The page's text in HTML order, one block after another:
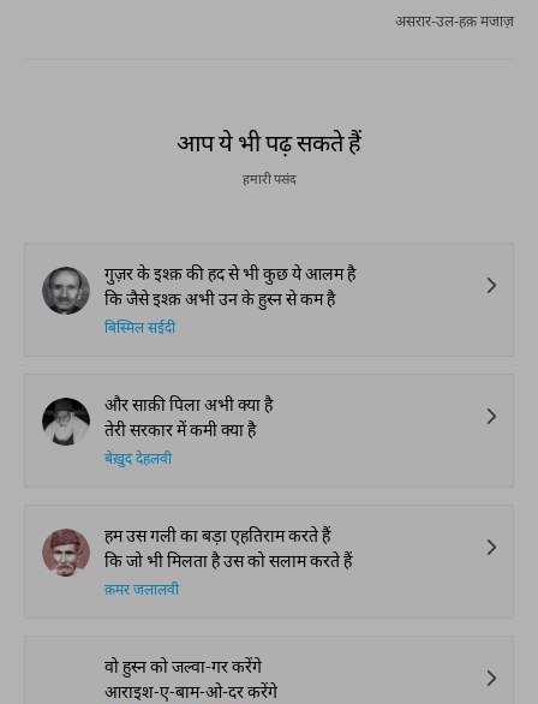
असरार-उल-हक़ मजाज़
आप ये भी पढ़ सकते हैं
हमारी पसंद
गुज़र के इश्क़ की हद से भी कुछ ये आलम है
कि जैसे इश्क़ अभी उन के हुस्न से कम है
बिस्मिल सईदी
और साक़ी पिला अभी क्या है
तेरी सरकार में कमी क्या है
बेख़ुद देहलवी
हम उस गली का बड़ा एहतिराम करते हैं
कि जो भी मिलता है उस को सलाम करते हैं
क़मर जलालवी
वो हुस्न को जल्वा-गर करेंगे
आराइश-ए-बाम-ओ-दर करेंगे